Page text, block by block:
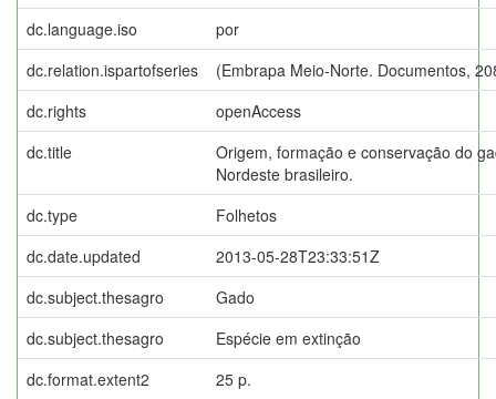
dc.language.iso
por
dc.relation.ispartofseries
(Embrapa Meio-Norte. Documentos,
dc.rights
openAccess
dc.title
Origem, formação e conservação do
Nordeste brasileiro.
dc.type
Folhetos
dc.date.updated
2013-05-28T23:33:51Z
dc.subject.thesagro
Gado
dc.subject.thesagro
Espécie em extinção
dc.format.extent2
25 p.